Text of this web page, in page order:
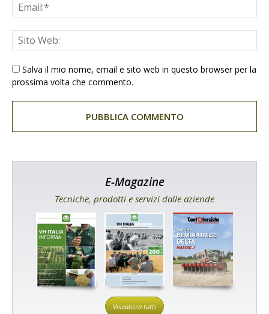
Salva il mio nome, email e sito web in questo browser per la
prossima volta che commento.
E-Magazine
Tecniche, prodotti e servizi dalle aziende
Visualizza tutti